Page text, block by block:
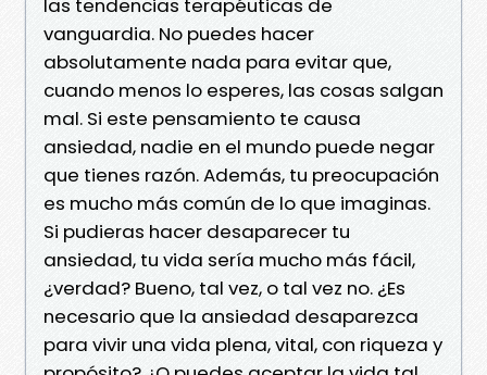
las tendencias terapéuticas de
vanguardia. No puedes hacer
absolutamente nada para evitar que,
cuando menos lo esperes, las cosas salgan
mal. Si este pensamiento te causa
ansiedad, nadie en el mundo puede negar
que tienes razón. Además, tu preocupación
es mucho más común de lo que imaginas.
Si pudieras hacer desaparecer tu
ansiedad, tu vida sería mucho más fácil,
¿verdad? Bueno, tal vez, o tal vez no. ¿Es
necesario que la ansiedad desaparezca
para vivir una vida plena, vital, con riqueza y